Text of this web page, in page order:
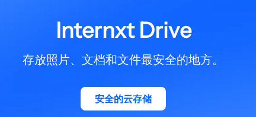
Internxt Drive
存放照片、文档和文件最安全的地方。
安全的云存储